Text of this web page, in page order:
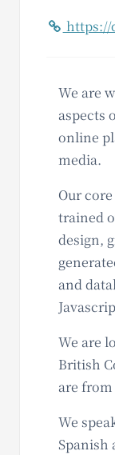
https://
We are
aspects
online
media.
Our
trained
design,
and
We are
British
are
We
Spanish